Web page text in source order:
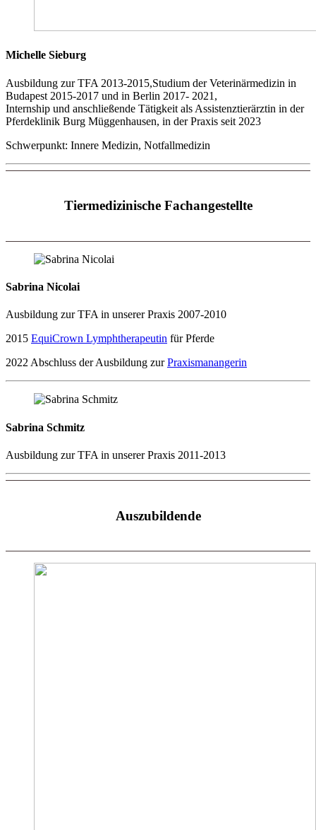
Michelle Sieburg
Ausbildung zur TFA 2013-2015,Studium der Veterinärmedizin in
Budapest 2015-2017 und in Berlin 2017- 2021,
Internship und anschließende Tätigkeit als Assistenztierärztin in der
Pferdeklinik Burg Müggenhausen, in der Praxis seit 2023
Schwerpunkt: Innere Medizin, Notfallmedizin
Tiermedizinische Fachangestellte
Sabrina Nicolai
Ausbildung zur TFA in unserer Praxis 2007-2010
2015 EquiCrown Lymphtherapeutin für Pferde
2022 Abschluss der Ausbildung zurPraxismanangerin
Sabrina Schmitz
Ausbildung zur TFA in unserer Praxis 2011-2013
Auszubildende